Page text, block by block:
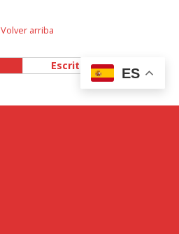
Volver arriba
Escritorio
ES